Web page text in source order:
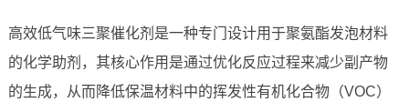
高效低气味三聚催化剂是一种专门设计用于聚氨酯发泡材料
的化学助剂，其核心作用是通过优化反应过程来减少副产物
的生成，从而降低保温材料中的挥发性有机化合物（VOC）